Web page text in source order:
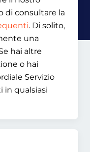
di consultare la
. Di solito,
una
hai altre
o hai
Servizio
in qualsiasi